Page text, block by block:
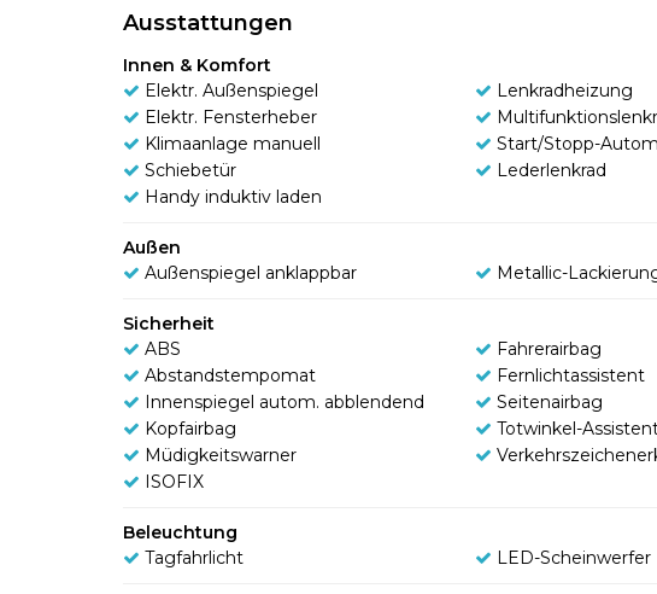
Ausstattungen
Innen & Komfort
Elektr. Außenspiegel
Lenkradheizung
Elektr. Fensterheber
Klimaanlage manuell
Start/Stopp-
Schiebetür
Lederlenkrad
Handy induktiv laden
Außen
Außenspiegel anklappbar
Metallic-
Sicherheit
ABS
Fahrerairbag
Abstandstempomat
Fernlichtassistent
Innenspiegel autom. abblendend
Seitenairbag
Kopfairbag
Totwinkel-
Müdigkeitswarner
ISOFIX
Beleuchtung
Tagfahrlicht
LED-Scheinwerfer